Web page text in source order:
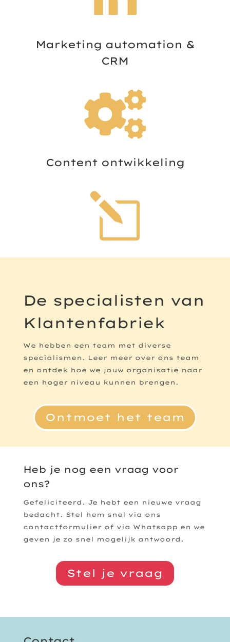
Marketing automation &
CRM

Content ontwikkeling
l
De specialisten van
Klantenfabriek
We hebben een team met diverse
specialismen. Leer meer over ons team
en ontdek hoe we jouw organisatie naar
een hoger niveau kunnen brengen.
Ontmoet het team
Heb je nog een vraag voor
ons?
Gefeliciteerd. Je hebt een nieuwe vraag
bedacht. Stel hem snel via ons
contactformulier of via Whatsapp en we
geven je zo snel mogelijk antwoord.
Stel je vraag